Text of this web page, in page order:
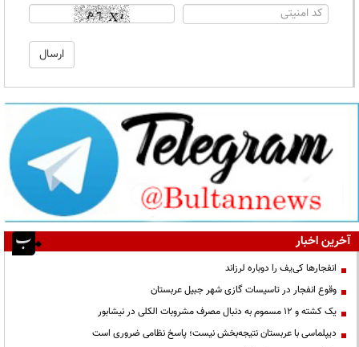
آخرین اخبار
انفجارها کی‌یف را دوباره لرزاند
وقوع انفجار در تاسیسات گازی شهر جبیل عربستان
یک کشته و ۱۲ مسموم به دنبال مصرف مشروبات الکلی در نیشابور
دیپلماسی با عربستان نتیجه‌بخش نیست؛ پاسخ نظامی ضروری است